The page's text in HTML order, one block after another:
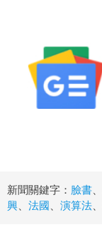
新聞關鍵字： 臉書
興
法國 演算法